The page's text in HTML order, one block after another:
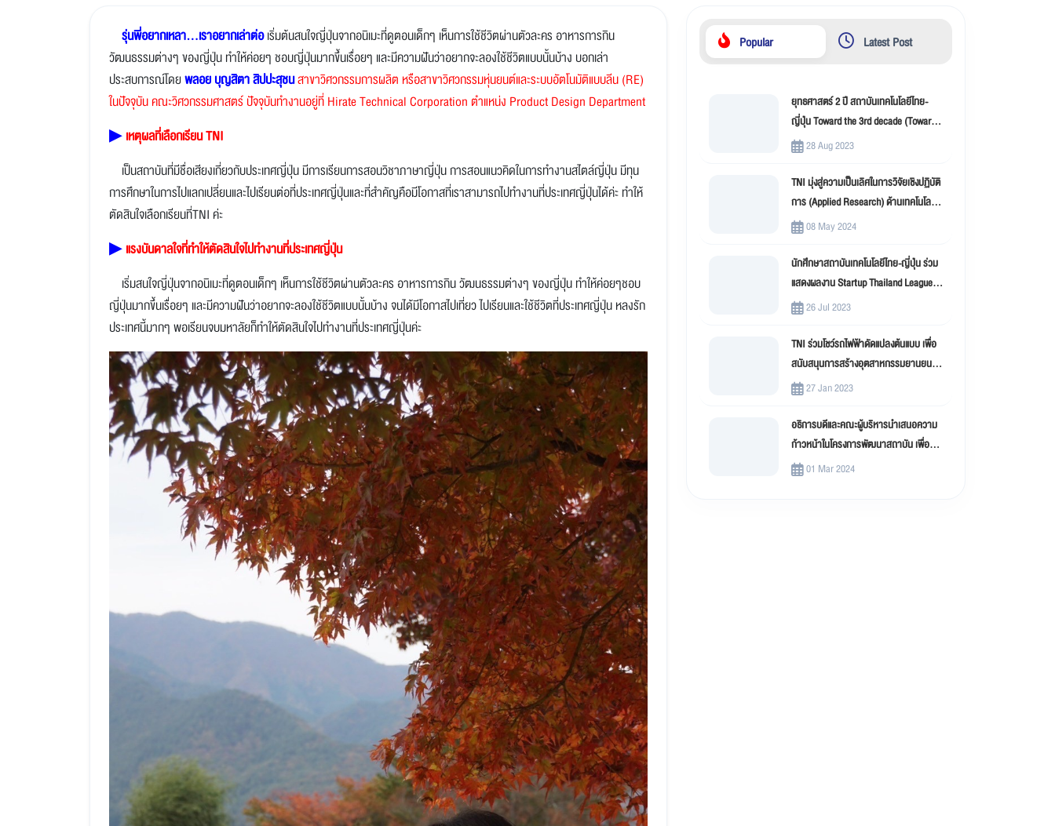
รุ่นพี่อยากเหลา...เราอยากเล่าต่อเริ่มต้นสนใจญี่ปุ่นจากอนิเมะที่ดูตอนเด็กๆ เห็นการใช้ชีวิตผ่านตัวละคร อาหารการกิน
วัฒนธรรมต่างๆ ของญี่ปุ่น ทำให้ค่อยๆ ชอบญี่ปุ่นมากขึ้นเรื่อยๆ และมีความฝันว่าอยากจะลองใช้ชีวิตแบบนั้นบ้าง บอกเล่า
ประสบการณ์โดยพลอย บุญสิตา สิปปะสุชนสาขาวิศวกรรมการผลิต หรือสาขาวิศวกรรมหุ่นยนต์และระบบอัตโนมัติแบบลีน (RE)
ในปัจจุบัน คณะวิศวกรรมศาสตร์ปัจจุบันทำงานอยู่ที่ Hirate Technical Corporation ตำแหน่ง Product Design Department
▶เหตุผลที่เลือกเรียน TNI
เป็นสถาบันที่มีชื่อเสียงเกี่ยวกับประเทศญี่ปุ่น มีการเรียนการสอนวิชาภาษาญี่ปุ่น การสอนแนวคิดในการทำงานสไตล์ญี่ปุ่น มีทุน
การศึกษาในการไปแลกเปลี่ยนและไปเรียนต่อที่ประเทศญี่ปุ่นและที่สำคัญคือมีโอกาสที่เราสามารถไปทำงานที่ประเทศญี่ปุ่นได้ค่ะ ทำให้
ตัดสินใจเลือกเรียนที่TNI ค่ะ
▶แรงบันดาลใจที่ทำให้ตัดสินใจไปทำงานที่ประเทศญี่ปุ่น
เริ่มสนใจญี่ปุ่นจากอนิเมะที่ดูตอนเด็กๆ เห็นการใช้ชีวิตผ่านตัวละคร อาหารการกิน วัฒนธรรมต่างๆ ของญี่ปุ่น ทำให้ค่อยๆชอบ
ญี่ปุ่นมากขึ้นเรื่อยๆ และมีความฝันว่าอยากจะลองใช้ชีวิตแบบนั้นบ้าง จนได้มีโอกาสไปเที่ยว ไปเรียนและใช้ชีวิตที่ประเทศญี่ปุ่น หลงรัก
ประเทศนี้มากๆ พอเรียนจบมหาลัยก็ทำให้ตัดสินใจไปทำงานที่ประเทศญี่ปุ่นค่ะ
Popular Latest Post
ยุทธศาสตร์ 2 ปี สถาบันเทคโนโลยีไทย-
ญี่ปุ่น Toward the 3rd decade (Toward
New Innovation –TNI)
28 Aug 2023
TNI มุ่งสู่ความเป็นเลิศในการวิจัยเชิงปฏิบัติ
การ (Applied Research) ด้านเทคโนโลยี
สารสนเทศ
08 May 2024
นักศึกษาสถาบันเทคโนโลยีไทย-ญี่ปุ่น ร่วม
แสดงผลงาน Startup Thailand League
202326 Jul 2023
TNI ร่วมโชว์รถไฟฟ้าดัดแปลงต้นแบบ เพื่อ
สนับสนุนการสร้างอุตสาหกรรมยานยนต์
ไฟฟ้าดัดแปลง (EV Conversion)
27 Jan 2023
อธิการบดีและคณะผู้บริหารนำเสนอความ
ก้าวหน้าในโครงการพัฒนาสถาบัน เพื่อขับ
เคลื่อน สถาบันเทคโนโลยีไทย-ญี่ปุ่น (TNI)
01 Mar 2024